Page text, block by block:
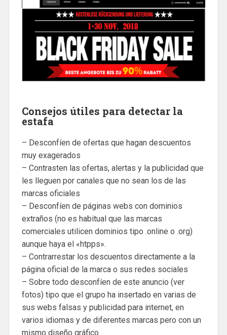
Consejos útiles para detectar la
estafa
– Desconfíen de ofertas que hagan descuentos
muy exagerados
– Contrasten las ofertas, alertas y la publicidad que
les lleguen por canales que no sean los de las
marcas oficiales
– Desconfíen de páginas webs con dominios
extraños (no es habitual que las marcas
comerciales utilicen dominios tipo .online o .org)
aunque haya el «htpps».
– Contrarrestar los descuentos directamente a la
página oficial de la marca o sus redes sociales
– Sobre todo desconfíen de este anuncio (ver
fotos) tipo que el grupo ha insertado en varias de
sus webs falsas y publicidad para internet, en
varios idiomas y de diferentes marcas pero con un
mismo diseño gráfico.